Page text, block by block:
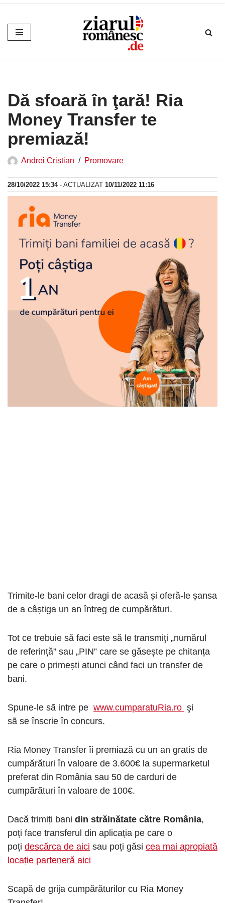
Sari
la
Dă sfoară în ţară! Ria
Money Transfer te
premiază!
Andrei Cristian Promovare
28/10/2022 15:34- ACTUALIZAT 10/11/2022 11:16
Trimite-le bani celor dragi de acasă și oferă-le șansa
de a câștiga un an întreg de cumpărături.
Tot ce trebuie să faci este să le transmiţi „numărul
de referință” sau „PIN” care se găsește pe chitanța
pe care o primești atunci când faci un transfer de
bani.
Spune-le sã intre pe www.cumparatuRia.ro şi
sã se înscrie în concurs.
Ria Money Transfer îi premiază cu un an gratis de
cumpărături în valoare de 3.600€ la supermarketul
preferat din România sau 50 de carduri de
cumpãrãturi în valoare de 100€.
Dacă trimiți bani din străinătate către România,
poți face transferul din aplicația pe care o
poți descărca de aici sau poți găsi cea mai apropiată
locație parteneră aici
Scapă de grija cumpărăturilor cu Ria Money